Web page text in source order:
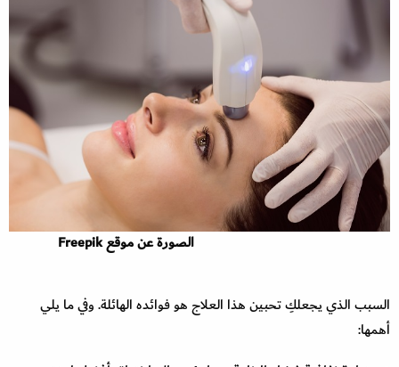
الصورة عن موقع Freepik
السبب الذي يجعلكِ تحبين هذا العلاج هو فوائده الهائلة. وفي ما يلي
أهمها: